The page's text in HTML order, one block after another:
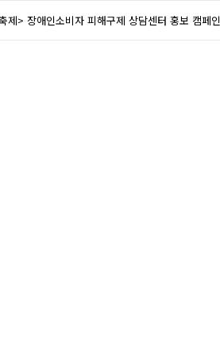
제> 장애인소비자 피해구제 상담센터 홍보 캠페인